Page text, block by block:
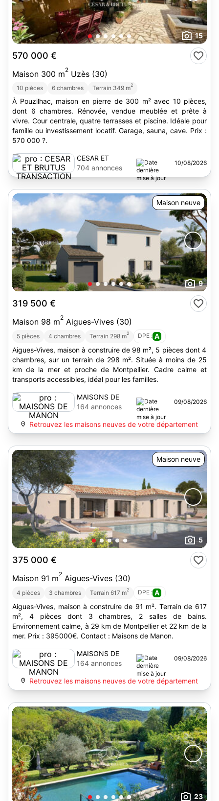
15
570 000 €
Maison 300 m2 Uzès (30)
10 pièces 6 chambres Terrain 349 m2
À Pouzilhac, maison en pierre de 300 m² avec 10 pièces,
dont 6 chambres. Rénovée, vendue meublée et prête à
vivre. Cour centrale, quatre terrasses et piscine. Idéale pour
famille ou investissement locatif. Garage, sauna, cave. Prix :
570 000 ?.
CESAR ET
BRUTUS
TRANSACTION
704 annonces
10/08/2026
Maison neuve
9
319 500 €
Maison 98 m2 Aigues-Vives (30)
5 pièces 4 chambres Terrain 298 m2 DPE : A
Aigues-Vives, maison à construire de 98 m², 5 pièces dont 4
chambres, sur un terrain de 298 m². Située à moins de 25
km de la mer et proche de Montpellier. Cadre calme et
transports accessibles, idéal pour les familles.
MAISONS DE
MANON
164 annonces
09/08/2026
Retrouvez les maisons neuves de votre département
Maison neuve
5
375 000 €
Maison 91 m2 Aigues-Vives (30)
4 pièces 3 chambres Terrain 617 m2 DPE : A
Aigues-Vives, maison à construire de 91 m². Terrain de 617
m², 4 pièces dont 3 chambres, 2 salles de bains.
Environnement calme, à 29 km de Montpellier et 22 km de la
mer. Prix : 395000€. Contact : Maisons de Manon.
MAISONS DE
MANON
164 annonces
09/08/2026
Retrouvez les maisons neuves de votre département
23